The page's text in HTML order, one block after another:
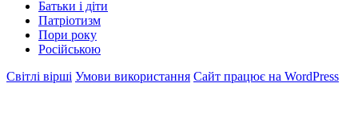
Батьки і діти
Патріотизм
Пори року
Російською
Світлі вірші Умови використання Сайт працює на WordPress